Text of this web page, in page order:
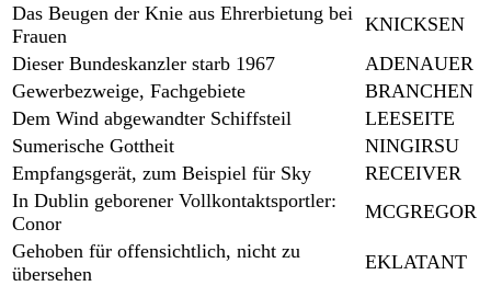
Das Beugen der Knie aus Ehrerbietung bei
Frauen
KNICKSEN
Dieser Bundeskanzler starb 1967
ADENAUER
Gewerbezweige, Fachgebiete
BRANCHEN
Dem Wind abgewandter Schiffsteil
LEESEITE
Sumerische Gottheit
NINGIRSU
Empfangsgerät, zum Beispiel für Sky
RECEIVER
In Dublin geborener Vollkontaktsportler:
Conor
MCGREGOR
Gehoben für offensichtlich, nicht zu
übersehen
EKLATANT